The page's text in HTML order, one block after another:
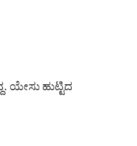
ಯೇಸು ಹುಟ್ಟಿದ